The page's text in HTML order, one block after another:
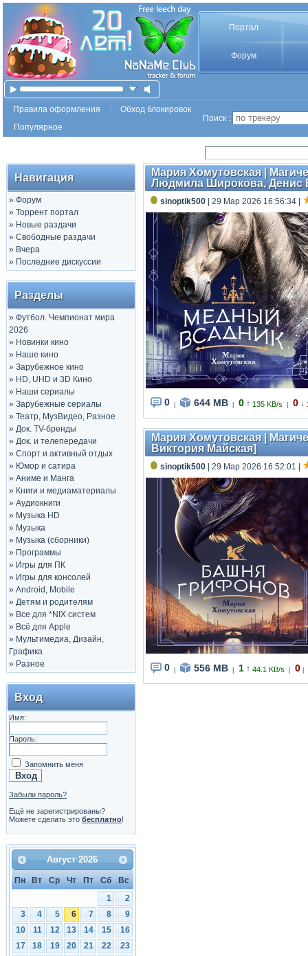
Портал
Форум
Правила оформления
Обход блокировок
Популярное
Поиск :
Навигация
» Форум
» Торрент портал
» Новые раздачи
» Свободные раздачи
» Вчера
» Последние дискуссии
Разделы
» Футбол. Чемпионат мира
2026
» Новинки кино
» Наше кино
» Зарубежное кино
» HD, UHD и 3D Кино
» Наши сериалы
» Зарубежные сериалы
» Театр, МузВидео, Разное
» Док. TV-бренды
» Док. и телепередачи
» Спорт и активный отдых
» Юмор и сатира
» Аниме и Манга
» Книги и медиаматериалы
» Аудиокниги
» Музыка HD
» Музыка
» Музыка (сборники)
» Программы
» Игры для ПК
» Игры для консолей
» Android, Mobile
» Детям и родителям
» Все для *NIX систем
» Всё для Apple
» Мультимедиа, Дизайн,
Графика
» Разное
Вход
Имя:
Пароль:
Запомнить меня
Забыли пароль?
Ещё не зарегистрированы?
Можете сделать это бесплатно!
Август 2026
Пн Вт Ср Чт Пт Сб
Вс
1
2
3
4 5 6 7 8
9
10
11 12 13 14 15
16
17
18 19 20 21 22
23
Мария Хомутовская |
Людмила Широкова, Денис
sinoptik500 | 29 Мар 2026 16:56:34
0 644 MB 0 ↑ 135 KB/s 0 ↓
Мария Хомутовская |
Виктория Майская]
sinoptik500 | 29 Мар 2026 16:52:01
0 556 MB 1 ↑ 44.1 KB/s 0